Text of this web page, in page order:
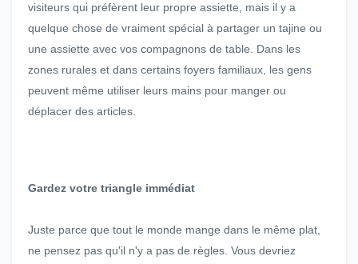
visiteurs qui préfèrent leur propre assiette, mais il y a
quelque chose de vraiment spécial à partager un tajine ou
une assiette avec vos compagnons de table. Dans les
zones rurales et dans certains foyers familiaux, les gens
peuvent même utiliser leurs mains pour manger ou
déplacer des articles.
Gardez votre triangle immédiat
Juste parce que tout le monde mange dans le même plat,
ne pensez pas qu'il n'y a pas de règles. Vous devriez